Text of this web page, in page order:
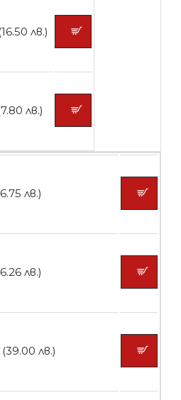
за сваляне на гел лак 5
за маникюр BMSPA1C
БЕЗПЛАТНО
ренде
лв.)
лв.)
лв.)
лв.)
лв.)